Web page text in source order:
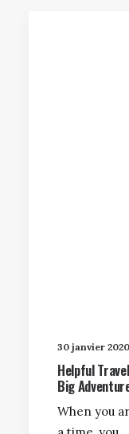
30 janvier 2020
Helpful
Big
When you